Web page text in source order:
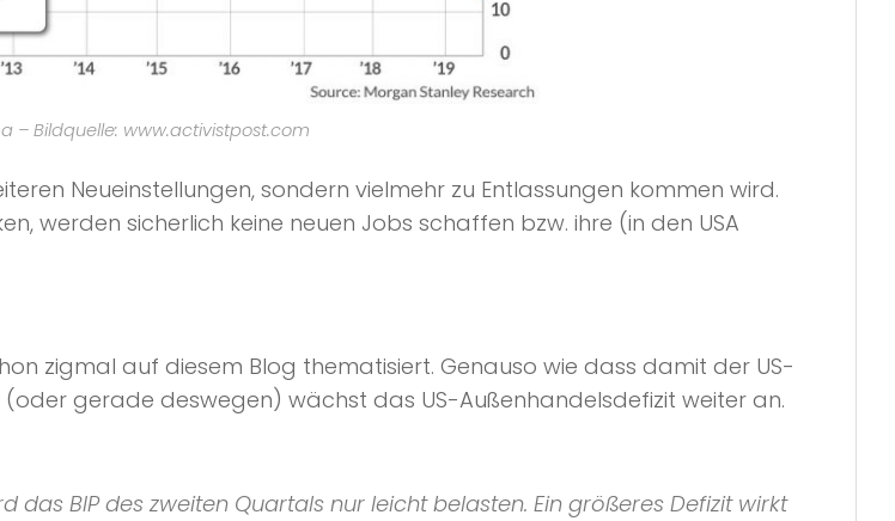
– Bildquelle: www.activistpost.com
Neueinstellungen, sondern vielmehr zu Entlassungen kommen wird.
werden sicherlich keine neuen Jobs schaffen bzw. ihre (in den USA
zigmal auf diesem Blog thematisiert. Genauso wie dass damit der US-
gerade deswegen) wächst das US-Außenhandelsdefizit weiter an.
BIP des zweiten Quartals nur leicht belasten. Ein größeres Defizit wirkt